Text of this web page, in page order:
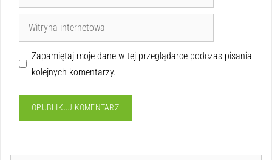
Zapamiętaj moje dane w tej przeglądarce podczas pisania
kolejnych komentarzy.